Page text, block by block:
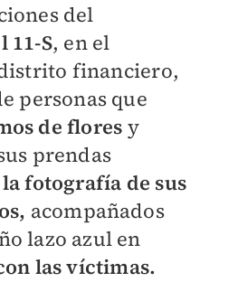
del
11-S, en el
financiero,
personas que
de flores y
prendas
fotografía de sus
acompañados
lazo azul en
las víctimas.